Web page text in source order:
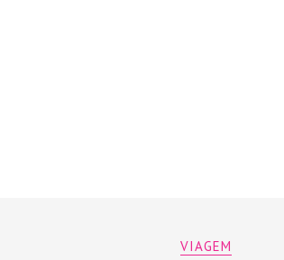
VIAGEM